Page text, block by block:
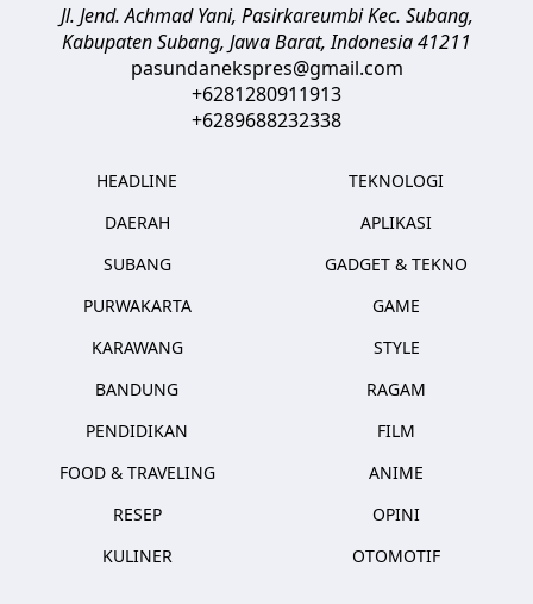
Jl. Jend. Achmad Yani, Pasirkareumbi Kec. Subang,
Kabupaten Subang, Jawa Barat,Indonesia41211
pasundanekspres@gmail.com
+6281280911913
+6289688232338
HEADLINE
DAERAH
SUBANG
PURWAKARTA
KARAWANG
BANDUNG
PENDIDIKAN
FOOD & TRAVELING
RESEP
KULINER
TEKNOLOGI
APLIKASI
GADGET & TEKNO
GAME
STYLE
RAGAM
FILM
ANIME
OPINI
OTOMOTIF